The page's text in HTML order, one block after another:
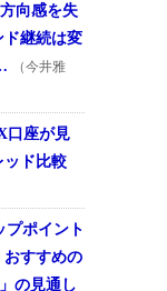
向感を失
ド継続は変
（今井雅
口座が見
ッド比較
プポイント
おすすめの
の見通し